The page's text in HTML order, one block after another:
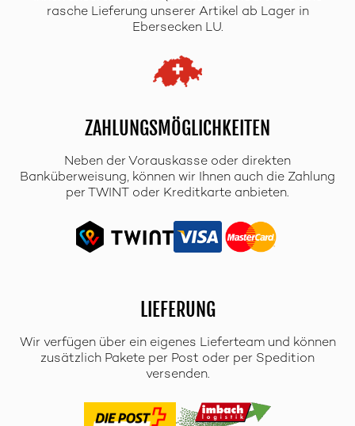
rasche Lieferung unserer Artikel ab Lager in
Ebersecken LU.
ZAHLUNGSMÖGLICHKEITEN
Neben der Vorauskasse oder direkten
Banküberweisung, können wir Ihnen auch die Zahlung
per TWINT oder Kreditkarte anbieten.
LIEFERUNG
Wir verfügen über ein eigenes Lieferteam und können
zusätzlich Pakete per Post oder per Spedition
versenden.